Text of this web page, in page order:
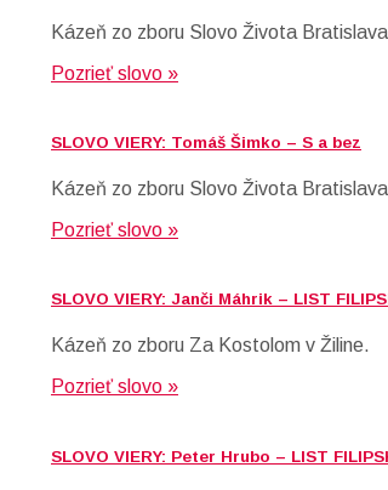
Kázeň zo zboru Slovo Života
Pozrieť slovo »
SLOVO VIERY: Tomáš Šimko – S a bez
Kázeň zo zboru Slovo Života
Pozrieť slovo »
SLOVO VIERY: Janči Máhrik – LIST
Kázeň zo zboru Za Kostolom v Žiline.
Pozrieť slovo »
SLOVO VIERY: Peter Hrubo – LIST